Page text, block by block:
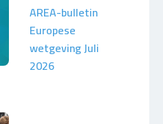
AREA-bulletin
Europese
wetgeving Juli
2026